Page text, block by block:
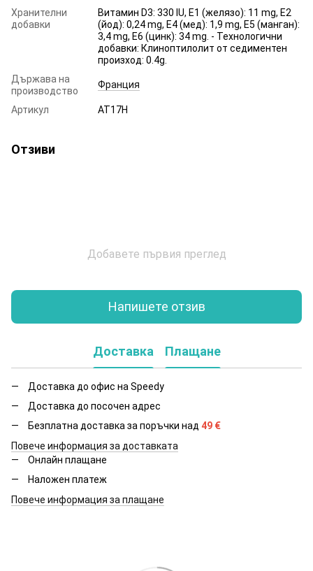
Хранителни
добавки
Витамин D3: 330 IU, E1 (желязо): 11 mg, E2
(йод): 0,24 mg, E4 (мед): 1,9 mg, E5 (манган):
3,4 mg, E6 (цинк): 34 mg. - Технологични
добавки: Клиноптилолит от седиментен
произход: 0.4g.
Държава на
производство
Франция
Артикул AT17H
Отзиви
Добавете първия преглед
Напишете отзив
Доставка Плащане
Доставка до офис на Speedy
Доставка до посочен адрес
Безплатна доставка за поръчки над 49 €
Повече информация за доставката
Онлайн плащане
Наложен платеж
Повече информация за плащане